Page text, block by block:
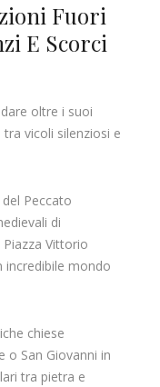
Fuori
E Scorci
oltre i suoi
tra vicoli silenziosi e
Peccato
di
Vittorio
incredibile mondo
chiese
o San Giovanni in
tra pietra e